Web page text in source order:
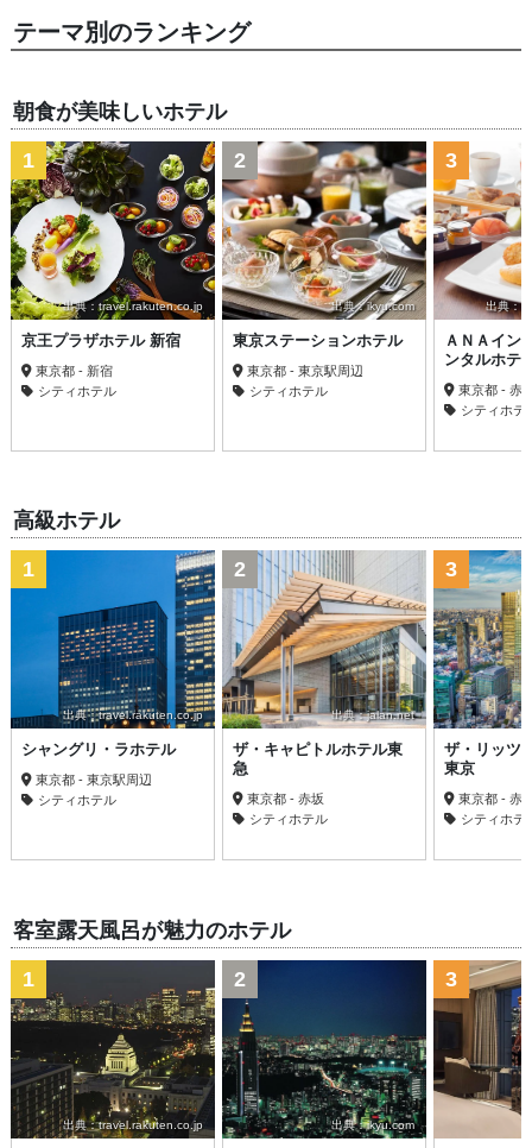
テーマ別のランキング
朝食が美味しいホテル
出典：travel.rakuten.co.jp
1
京王プラザホテル 新宿
東京都 - 新宿
シティホテル
出典：ikyu.com
2
東京ステーションホテル
東京都 - 東京駅周辺
シティホテル
出典：
3
ＡＮＡイン
ンタルホテ
東京都 - 赤
シティホテ
高級ホテル
出典：travel.rakuten.co.jp
1
シャングリ・ラホテル
東京都 - 東京駅周辺
シティホテル
出典：jalan.net
2
ザ・キャピトルホテル東
急
東京都 - 赤坂
シティホテル
3
ザ・リッツ
東京
東京都 - 赤
シティホテ
客室露天風呂が魅力のホテル
出典：travel.rakuten.co.jp
1
出典：ikyu.com
2 3